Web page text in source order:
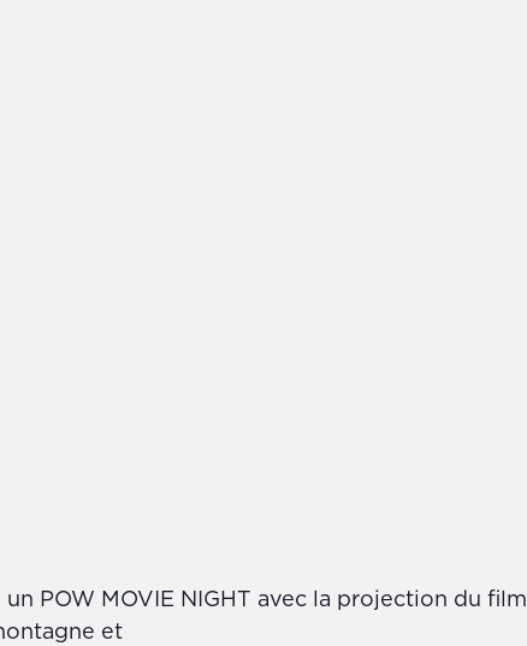
POW MOVIE NIGHT avec la projection du film
et